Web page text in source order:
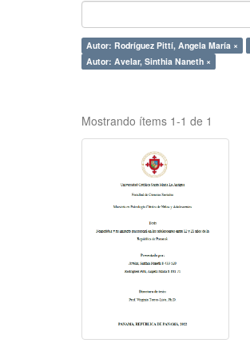
Autor: Rodríguez Pittí, Angela María ×
Autor: Avelar, Sinthia Naneth ×
Mostrando ítems 1-1 de 1